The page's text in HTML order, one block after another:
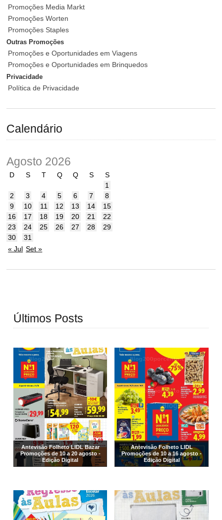
Promoções Media Markt
Promoções Worten
Promoções Staples
Outras Promoções
Promoções e Oportunidades em Viagens
Promoções e Oportunidades em Brinquedos
Privacidade
Política de Privacidade
Calendário
Agosto 2026
D S T Q Q S
S
1
2
3 4 5 6 7
8
9
10 11 12 13 14
15
16
17 18 19 20 21
22
23
24 25 26 27 28
29
30
31
« Jul Set »
Últimos Posts
Antevisão Folheto LIDL Bazar
Promoções de 10 a 20 agosto -
Edição Digital
Antevisão Folheto LIDL
Promoções de 10 a 16 agosto -
Edição Digital